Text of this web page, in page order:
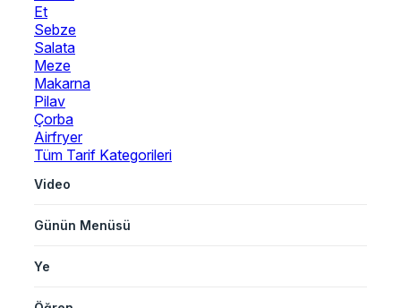
Et
Sebze
Salata
Meze
Makarna
Pilav
Çorba
Airfryer
Tüm Tarif Kategorileri
Video
Günün Menüsü
Ye